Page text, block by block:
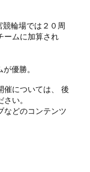
輪場では２０周
ームに加算され
優勝。
催については、 後
い。
などのコンテンツ